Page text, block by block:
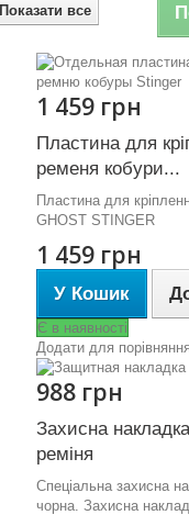
Показати все
1 459 грн
Пластина для
ременя кобури...
Пластина для
GHOST STINGER
1 459 грн
У Кошик
Є в наявності
Додати для порівняння
988 грн
Захисна
реміня
Спеціальна захисна
чорна. Захисна